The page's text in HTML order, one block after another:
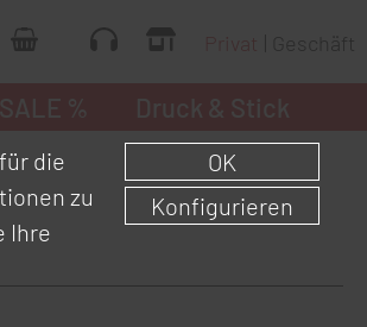
Geschäft
die
zu
Ihre
OK
Konfigurieren